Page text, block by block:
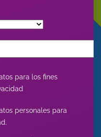
para los fines
personales para